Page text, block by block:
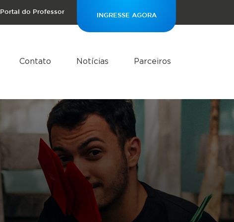
Portal do Professor
INGRESSE AGORA
Contato Notícias Parceiros